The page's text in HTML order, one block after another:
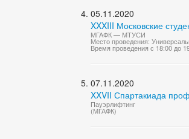
05.11.2020
XXXIII Московские
МГАФК — МТУСИ
Место проведения:
Время проведения с 18:00 до
07.11.2020
XXVII Спартакиада
Пауэрлифтинг
(МГАФК)